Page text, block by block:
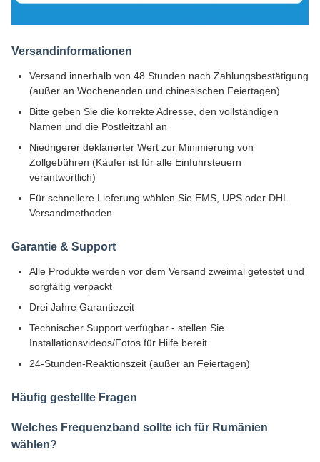
Versandinformationen
Versand innerhalb von 48 Stunden nach Zahlungsbestätigung
(außer an Wochenenden und chinesischen Feiertagen)
Bitte geben Sie die korrekte Adresse, den vollständigen
Namen und die Postleitzahl an
Niedrigerer deklarierter Wert zur Minimierung von
Zollgebühren (Käufer ist für alle Einfuhrsteuern
verantwortlich)
Für schnellere Lieferung wählen Sie EMS, UPS oder DHL
Versandmethoden
Garantie & Support
Alle Produkte werden vor dem Versand zweimal getestet und
sorgfältig verpackt
Drei Jahre Garantiezeit
Technischer Support verfügbar - stellen Sie
Installationsvideos/Fotos für Hilfe bereit
24-Stunden-Reaktionszeit (außer an Feiertagen)
Häufig gestellte Fragen
Welches Frequenzband sollte ich für Rumänien
wählen?